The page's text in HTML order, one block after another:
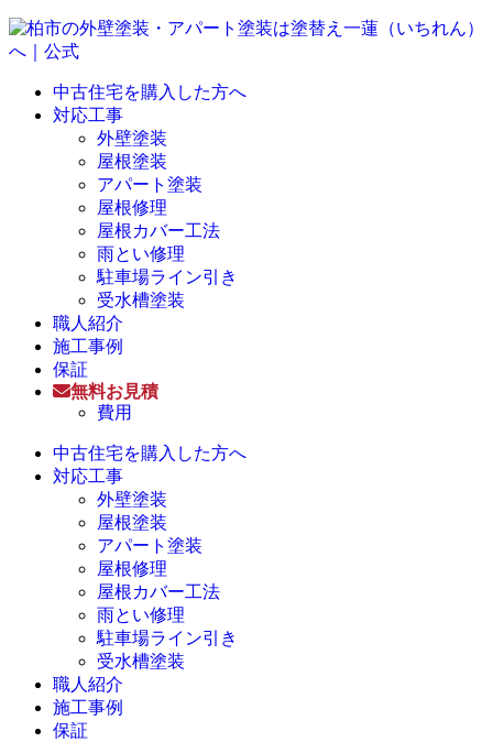
中古住宅を購入した方へ
対応工事
外壁塗装
屋根塗装
アパート塗装
屋根修理
屋根カバー工法
雨とい修理
駐車場ライン引き
受水槽塗装
職人紹介
施工事例
保証
無料お見積
費用
中古住宅を購入した方へ
対応工事
外壁塗装
屋根塗装
アパート塗装
屋根修理
屋根カバー工法
雨とい修理
駐車場ライン引き
受水槽塗装
職人紹介
施工事例
保証